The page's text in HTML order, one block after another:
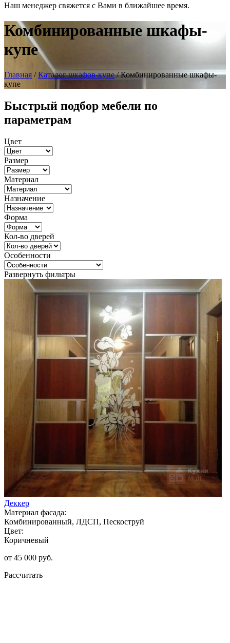
Наш менеджер свяжется с Вами в ближайшее время.
Комбинированные шкафы-
купе
Главная /Каталог шкафов-купе/ Комбинированные шкафы-
купе
Быстрый подбор мебели по
параметрам
Цвет
Размер
Материал
Назначение
Форма
Кол-во дверей
Особенности
Развернуть фильтры
Деккер
Материал фасада:
Комбинированный, ЛДСП, Пескоструй
Цвет:
Коричневый
от 45 000 руб.
Рассчитать